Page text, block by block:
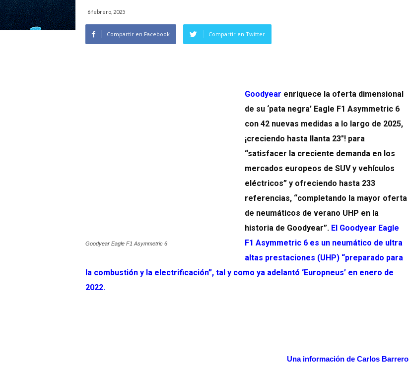
6 febrero, 2025
Compartir en Facebook Compartir en Twitter
Goodyear Eagle F1 Asymmetric 6
Goodyear enriquece la oferta dimensional
de su ‘pata negra’ Eagle F1 Asymmetric 6
con 42 nuevas medidas a lo largo de 2025,
¡creciendo hasta llanta 23″! para
“satisfacer la creciente demanda en los
mercados europeos de SUV y vehículos
eléctricos” y ofreciendo hasta 233
referencias, “completando la mayor oferta
de neumáticos de verano UHP en la
historia de Goodyear”. El Goodyear Eagle
F1 Asymmetric 6 es un neumático de ultra
altas prestaciones (UHP) “preparado para
la combustión y la electrificación”, tal y como ya adelantó ‘Europneus’ en enero de
2022.
Una información de Carlos Barrero